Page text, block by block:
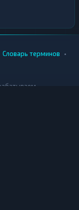
Словарь терминов •